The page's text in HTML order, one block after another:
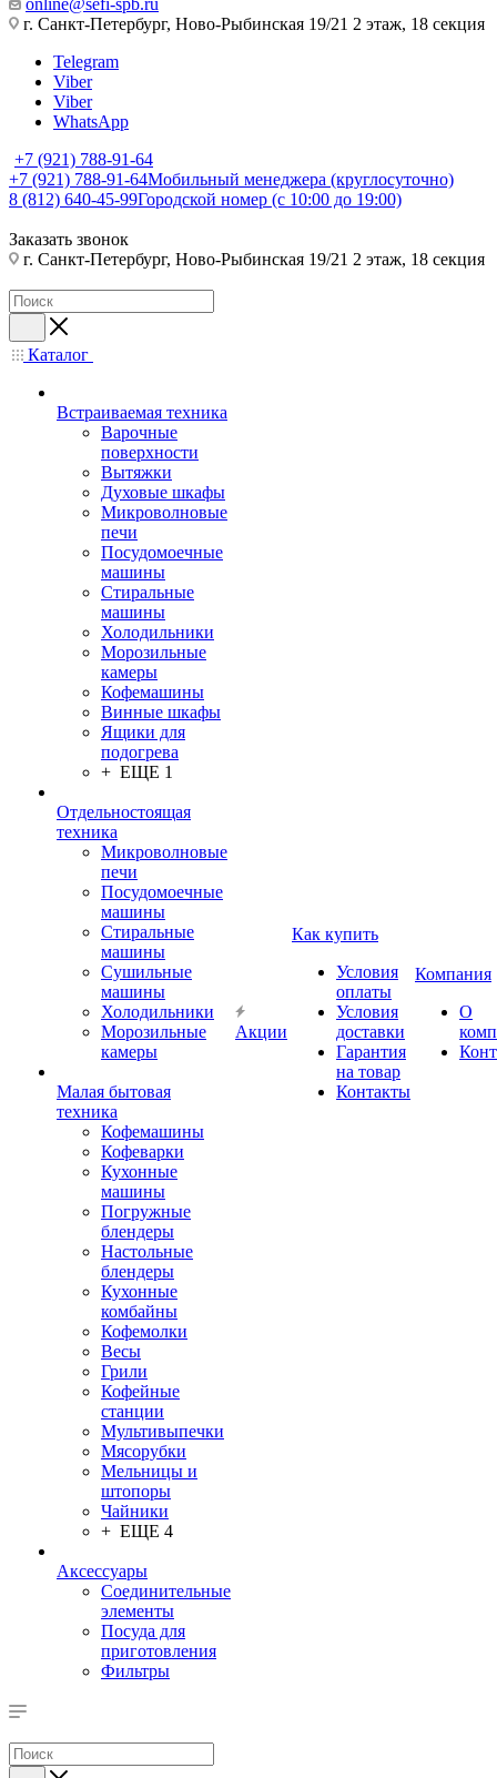
online@sefi-spb.ru
г. Санкт-Петербург, Ново-Рыбинская 19/21 2 этаж, 18 секция
Telegram
Viber
Viber
WhatsApp
+7 (921) 788-91-64
+7 (921) 788-91-64Мобильный менеджера (круглосуточно)
8 (812) 640-45-99Городской номер (с 10:00 до 19:00)
Заказать звонок
г. Санкт-Петербург, Ново-Рыбинская 19/21 2 этаж, 18 секция
Каталог
Встраиваемая техника
Варочные
поверхности
Вытяжки
Духовые шкафы
Микроволновые
печи
Посудомоечные
машины
Стиральные
машины
Холодильники
Морозильные
камеры
Кофемашины
Винные шкафы
Ящики для
подогрева
+ ЕЩЕ 1
Отдельностоящая
техника
Микроволновые
печи
Посудомоечные
машины
Стиральные
машины
Сушильные
машины
Холодильники
Морозильные
камеры
Малая бытовая
техника
Кофемашины
Кофеварки
Кухонные
машины
Погружные
блендеры
Настольные
блендеры
Кухонные
комбайны
Кофемолки
Весы
Грили
Кофейные
станции
Мультивыпечки
Мясорубки
Мельницы и
штопоры
Чайники
+ ЕЩЕ 4
Аксессуары
Соединительные
элементы
Посуда для
приготовления
Фильтры
Акции
Как купить
Условия
оплаты
Условия
доставки
Гарантия
на товар
Контакты
Компания
О